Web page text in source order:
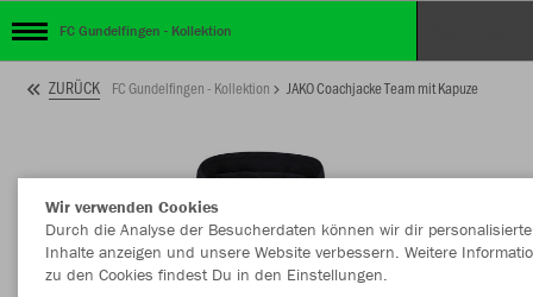
FC Gundelfingen - Kollektion
ZURÜCK FC Gundelfingen - Kollektion JAKO Coachjacke Team mit Kapuze
Wir verwenden Cookies
Durch die Analyse der Besucherdaten können wir dir personalisierte
Inhalte anzeigen und unsere Website verbessern. Weitere
zu den Cookies findest Du in den Einstellungen.